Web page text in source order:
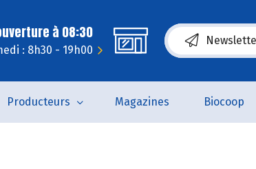
à 08:30
: 8h30 - 19h00 (s’ouvre dans
Producteurs Magazines Biocoop